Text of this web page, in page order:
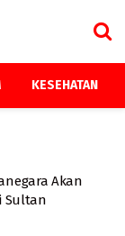
KESEHATAN
Akan
Sultan